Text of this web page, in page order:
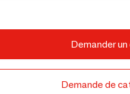
Demander un
Demande de